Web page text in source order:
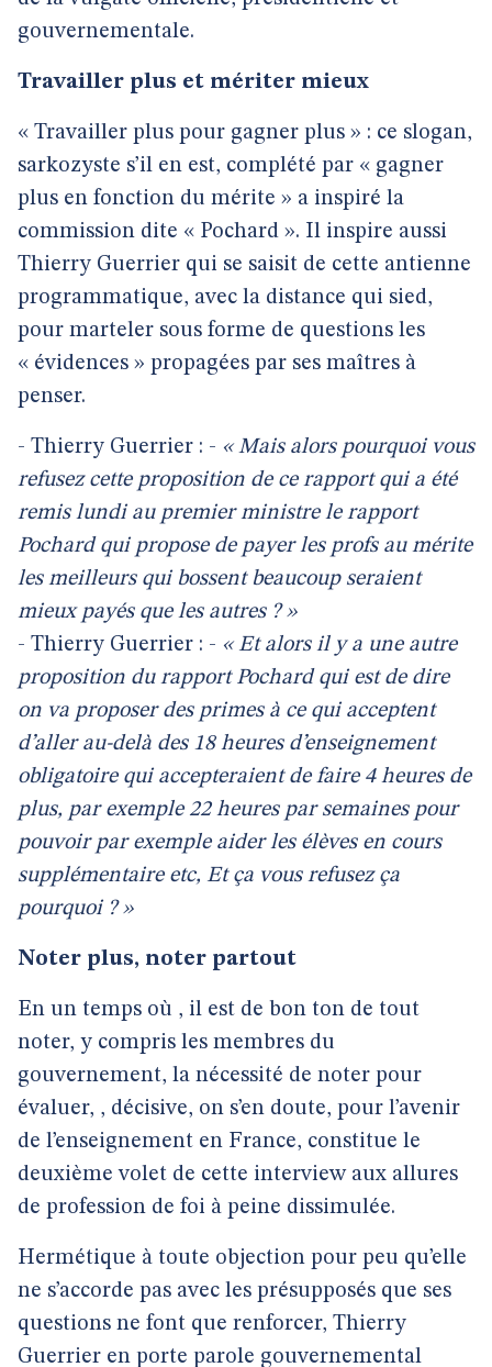
gouvernementale.
Travailler plus et mériter mieux
« Travailler plus pour gagner plus » : ce slogan,
sarkozyste s’il en est, complété par « gagner
plus en fonction du mérite » a inspiré la
commission dite « Pochard ». Il inspire aussi
Thierry Guerrier qui se saisit de cette antienne
programmatique, avec la distance qui sied,
pour marteler sous forme de questions les
« évidences » propagées par ses maîtres à
penser.
- Thierry Guerrier : - « Mais alors pourquoi vous
refusez cette proposition de ce rapport qui a été
remis lundi au premier ministre le rapport
Pochard qui propose de payer les profs au mérite
les meilleurs qui bossent beaucoup seraient
mieux payés que les autres ? »
- Thierry Guerrier : - « Et alors il y a une autre
proposition du rapport Pochard qui est de dire
on va proposer des primes à ce qui acceptent
d’aller au-delà des 18 heures d’enseignement
obligatoire qui accepteraient de faire 4 heures de
plus, par exemple 22 heures par semaines pour
pouvoir par exemple aider les élèves en cours
supplémentaire etc, Et ça vous refusez ça
pourquoi ? »
Noter plus, noter partout
En un temps où , il est de bon ton de tout
noter, y compris les membres du
gouvernement, la nécessité de noter pour
évaluer, , décisive, on s’en doute, pour l’avenir
de l’enseignement en France, constitue le
deuxième volet de cette interview aux allures
de profession de foi à peine dissimulée.
Hermétique à toute objection pour peu qu’elle
ne s’accorde pas avec les présupposés que ses
questions ne font que renforcer, Thierry
Guerrier en porte parole gouvernemental